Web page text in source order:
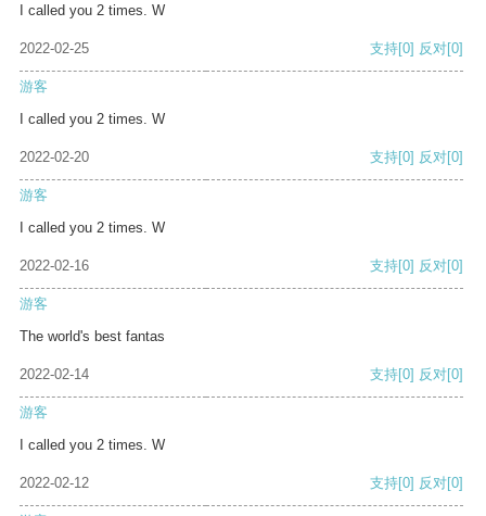
I called you 2 times. W
2022-02-25 支持[0] 反对[0]
游客
I called you 2 times. W
2022-02-20 支持[0] 反对[0]
游客
I called you 2 times. W
2022-02-16 支持[0] 反对[0]
游客
The world's best fantas
2022-02-14 支持[0] 反对[0]
游客
I called you 2 times. W
2022-02-12 支持[0] 反对[0]